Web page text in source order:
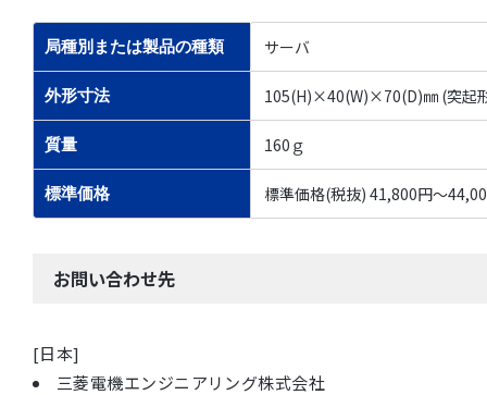
局種別または製品の種類 サーバ
外形寸法 105(H)×40(W)×70(D)㎜ (突起
質量 160ｇ
標準価格 標準価格(税抜) 41,800円～
お問い合わせ先
[日本]
三菱電機エンジニアリング株式会社